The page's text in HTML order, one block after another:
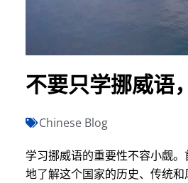
不要只学挪威语
Chinese Blog
学习挪威语的重要性不容小觑
地了解这个国家的历史、传统